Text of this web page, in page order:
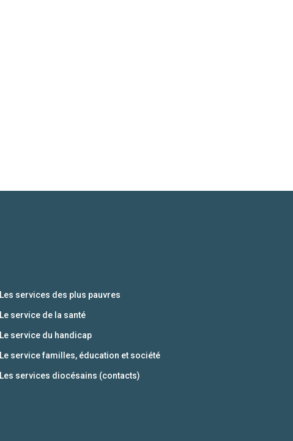
Les services des plus pauvres
Le service de la santé
Le service du handicap
Le service familles, éducation et société
Les services diocésains (contacts)